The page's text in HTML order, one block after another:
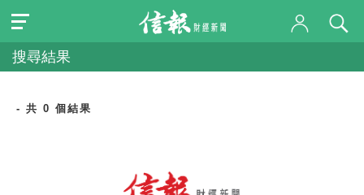
搜尋結果
- 共 0 個結果